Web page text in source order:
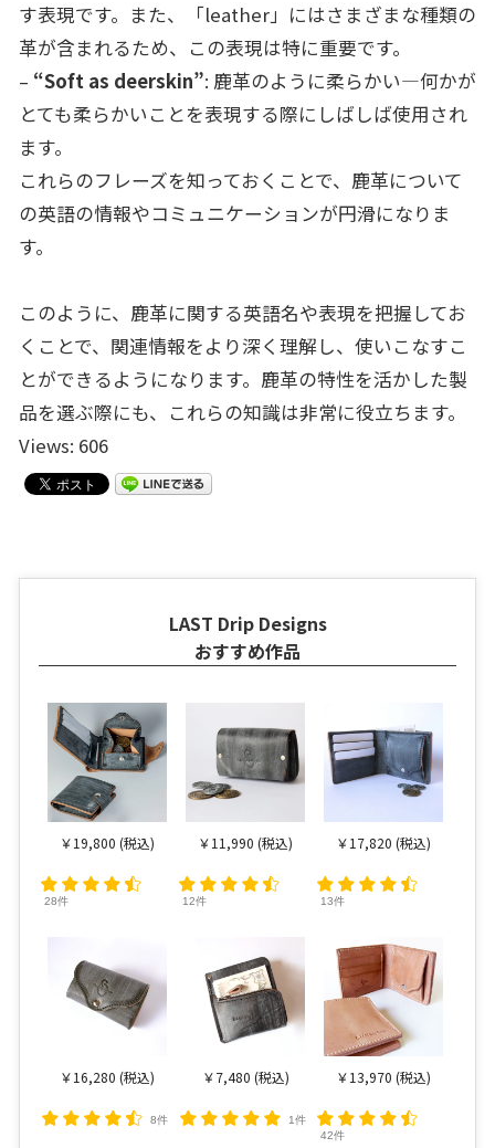
す表現です。また、「leather」にはさまざまな種類の
革が含まれるため、この表現は特に重要です。
– “Soft as deerskin”: 鹿革のように柔らかい—何かが
とても柔らかいことを表現する際にしばしば使用され
ます。
これらのフレーズを知っておくことで、鹿革について
の英語の情報やコミュニケーションが円滑になりま
す。
このように、鹿革に関する英語名や表現を把握してお
くことで、関連情報をより深く理解し、使いこなすこ
とができるようになります。鹿革の特性を活かした製
品を選ぶ際にも、これらの知識は非常に役立ちます。
Views: 606
LAST Drip Designs
おすすめ作品
￥19,800 (税込)
28件
￥11,990 (税込)
12件
￥17,820 (税込)
13件
￥16,280 (税込)
8件
￥7,480 (税込)
1件
￥13,970 (税込)
42件